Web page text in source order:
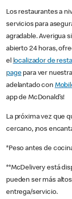
Los restaurantes a
servicios para
agradable. Averigua
abierto 24 horas,
el localizador de
pagepara ver
adelantado con
app de McDonald’s!
La próxima vez que
cercano, ¡nos
*Peso antes de
**McDelivery está
pueden ser más
entrega/servicio.